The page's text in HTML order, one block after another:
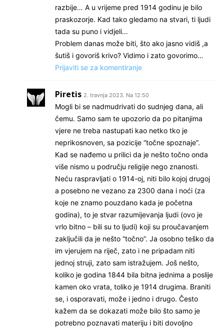
razbije… A u vrijeme pred 1914 godinu je bilo
praskozorje. Kad tako gledamo na stvari, ti ljudi
tada su puno i vidjeli…
Problem danas može biti, što ako jasno vidiš ,a
šutiš i govoriš krivo? Vidimo i zato govorimo…
Prijaviti se za komentiranje
Piretis 2. travnja 2023. Na 12:50
Mogli bi se nadmudrivati do sudnjeg dana, ali
čemu. Samo sam te upozorio da po pitanjima
vjere ne treba nastupati kao netko tko je
neprikosnoven, sa pozicije “točne spoznaje”.
Kad se nađemo u prilici da je nešto točno onda
više nismo u području religije nego znanosti.
Neću raspravljati o 1914-oj, niti bilo kojoj drugoj
a posebno ne vezano za 2300 dana i noći (za
koje ne znamo pouzdano kada je početna
godina), to je stvar razumijevanja ljudi (ovo je
vrlo bitno – bili su to ljudi) koji su proučavanjem
zaključili da je nešto “točno”. Ja osobno teško da
im vjerujem na riječ, zato i ne pripadam niti
jednoj struji, zato sam istražujem. Još nešto,
koliko je godina 1844 bila bitna jednima a poslije
kamen oko vrata, toliko je 1914 drugima. Braniti
se, i osporavati, može i jedno i drugo. Često
kažem da se dokazati može bilo što samo je
potrebno poznavati materiju i biti dovoljno